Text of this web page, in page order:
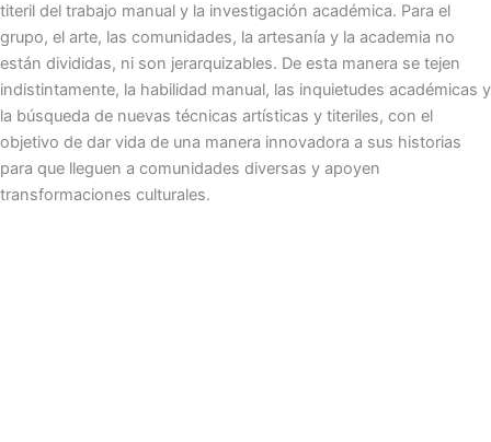
titeril del trabajo manual y la investigación académica. Para el
grupo, el arte, las comunidades, la artesanía y la academia no
están divididas, ni son jerarquizables. De esta manera se tejen
indistintamente, la habilidad manual, las inquietudes académicas y
la búsqueda de nuevas técnicas artísticas y titeriles, con el
objetivo de dar vida de una manera innovadora a sus historias
para que lleguen a comunidades diversas y apoyen
transformaciones culturales.